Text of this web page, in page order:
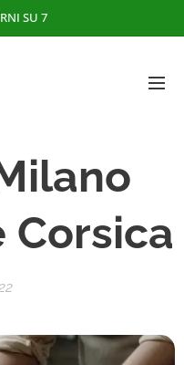
SU 7
Corsica